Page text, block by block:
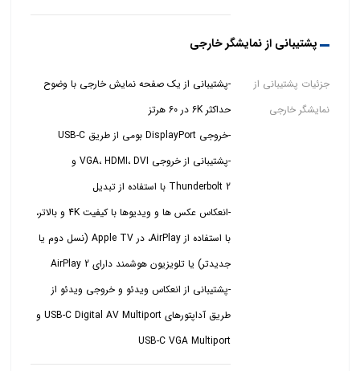
پشتیبانی از نمایشگر خارجی
جزئیات پشتیبانی از
نمایشگر خارجی
-پشتیبانی از یک صفحه نمایش خارجی با وضوح
حداکثر 6K در 60 هرتز
-خروجی DisplayPort بومی از طریق USB-C
-پشتیبانی از خروجی VGA، HDMI، DVI و
-انعکاس عکس ها و ویدیوها با کیفیت 4K و بالاتر،
با استفاده از AirPlay، در Apple TV (نسل دوم یا
جدیدتر) یا تلویزیون هوشمند دارای AirPlay 2
-پشتیبانی از انعکاس ویدئو و خروجی ویدئو از
طریق آداپتورهای USB-C Digital AV Multiport و
USB-C VGA Multiport